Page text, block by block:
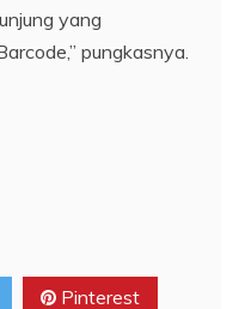
yang
pungkasnya.
Pinterest